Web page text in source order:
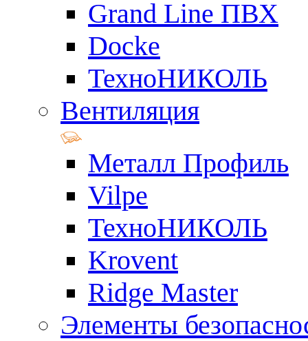
Grand Line ПВХ
Docke
ТехноНИКОЛЬ
Вентиляция
Металл Профиль
Vilpe
ТехноНИКОЛЬ
Krovent
Ridge Master
Элементы